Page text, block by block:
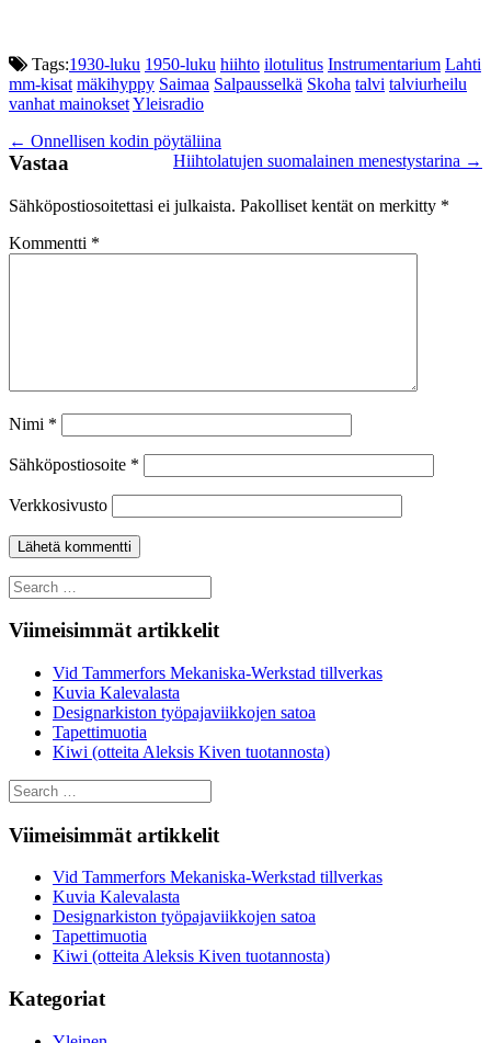
Tags:1930-luku 1950-luku hiihto ilotulitus Instrumentarium Lahti
mm-kisat mäkihyppy Saimaa Salpausselkä Skoha talvi talviurheilu
vanhat mainoksetYleisradio
Post
navigation
← Onnellisen kodin pöytäliina
Hiihtolatujen suomalainen menestystarina →
Vastaa
Sähköpostiosoitettasi ei julkaista. Pakolliset kentät on merkitty *
Kommentti *
Nimi *
Sähköpostiosoite *
Verkkosivusto
Search
for:
Viimeisimmät artikkelit
Vid Tammerfors Mekaniska-Werkstad tillverkas
Kuvia Kalevalasta
Designarkiston työpajaviikkojen satoa
Tapettimuotia
Kiwi (otteita Aleksis Kiven tuotannosta)
Search
for:
Viimeisimmät artikkelit
Vid Tammerfors Mekaniska-Werkstad tillverkas
Kuvia Kalevalasta
Designarkiston työpajaviikkojen satoa
Tapettimuotia
Kiwi (otteita Aleksis Kiven tuotannosta)
Kategoriat